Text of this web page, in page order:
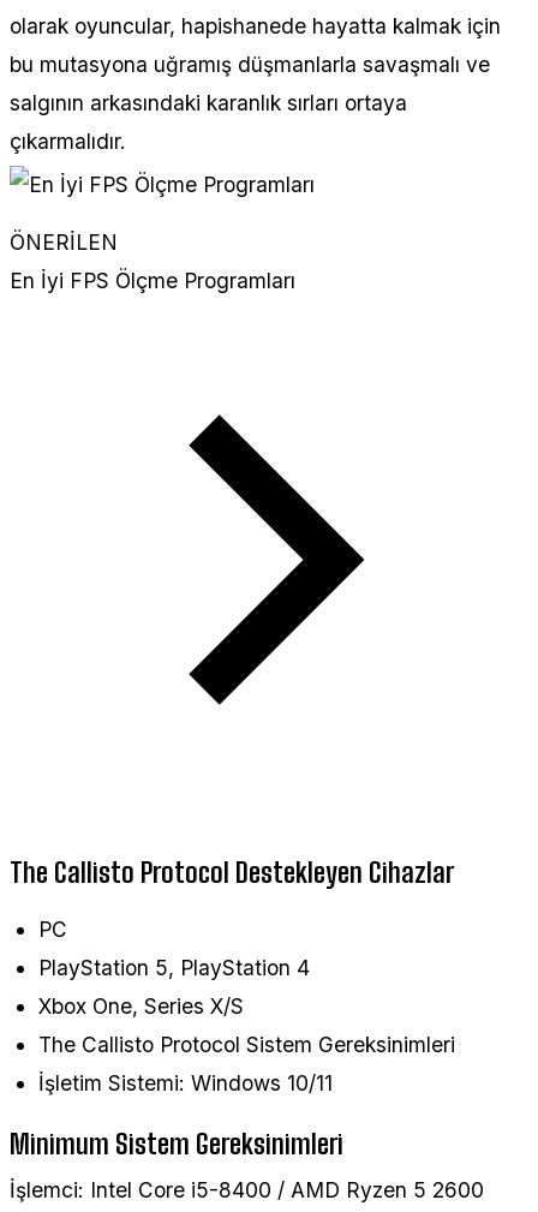
olarak oyuncular, hapishanede hayatta kalmak için
bu mutasyona uğramış düşmanlarla savaşmalı ve
salgının arkasındaki karanlık sırları ortaya
çıkarmalıdır.
ÖNERİLEN
En İyi FPS Ölçme Programları
The Callisto Protocol Destekleyen Cihazlar
PC
PlayStation 5, PlayStation 4
Xbox One, Series X/S
The Callisto Protocol Sistem Gereksinimleri
İşletim Sistemi: Windows 10/11
Minimum Sistem Gereksinimleri
İşlemci: Intel Core i5-8400 / AMD Ryzen 5 2600